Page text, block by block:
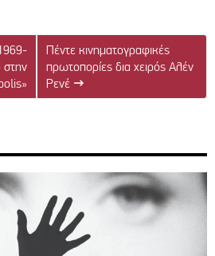
Πέντε κινηματογραφικές
πρωτοπορίες δια χειρός Αλέν
Ρενέ →